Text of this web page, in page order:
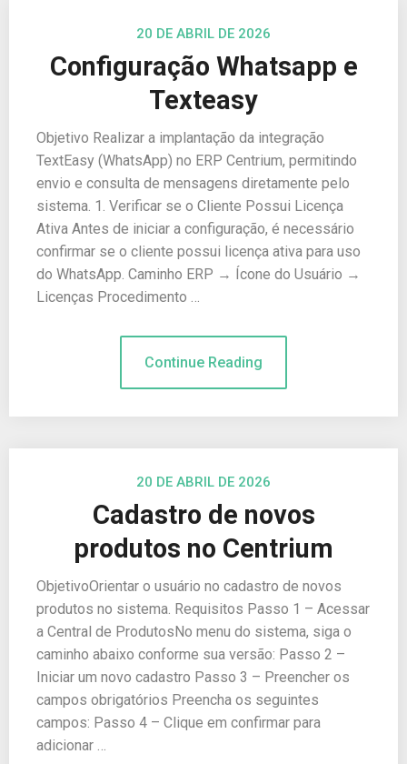
20 DE ABRIL DE 2026
Configuração Whatsapp e
Texteasy
Objetivo Realizar a implantação da integração
TextEasy (WhatsApp) no ERP Centrium, permitindo
envio e consulta de mensagens diretamente pelo
sistema. 1. Verificar se o Cliente Possui Licença
Ativa Antes de iniciar a configuração, é necessário
confirmar se o cliente possui licença ativa para uso
do WhatsApp. Caminho ERP → Ícone do Usuário →
Licenças Procedimento …
Continue Reading
20 DE ABRIL DE 2026
Cadastro de novos
produtos no Centrium
ObjetivoOrientar o usuário no cadastro de novos
produtos no sistema. Requisitos Passo 1 – Acessar
a Central de ProdutosNo menu do sistema, siga o
caminho abaixo conforme sua versão: Passo 2 –
Iniciar um novo cadastro Passo 3 – Preencher os
campos obrigatórios Preencha os seguintes
campos: Passo 4 – Clique em confirmar para
adicionar …